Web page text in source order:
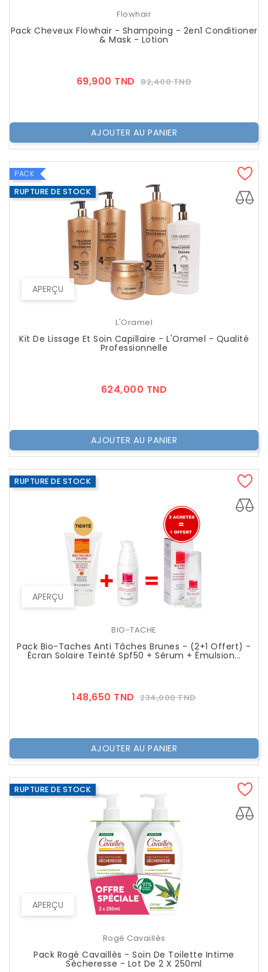
Flowhair
Pack Cheveux Flowhair - Shampoing - 2en1 Conditioner
& Mask - Lotion
69,900 TND Prix
82,400 TNDPrix
AJOUTER AU PANIER
APERÇU
PACK
RUPTURE DE STOCK
L'Oramel
Kit De Lissage Et Soin Capillaire - L'Oramel - Qualité
Professionnelle
624,000 TND
AJOUTER AU PANIER
APERÇU
RUPTURE DE STOCK
BIO-TACHE
Pack Bio-Taches Anti Tâches Brunes - (2+1 Offert) -
Écran Solaire Teinté Spf50 + Sérum + Émulsion...
148,650 TND Prix
234,000 TNDPrix
AJOUTER AU PANIER
APERÇU
RUPTURE DE STOCK
Rogé Cavaillès
Pack Rogé Cavaillès - Soin De Toilette Intime
Sècheresse - Lot De 2 X 250ml